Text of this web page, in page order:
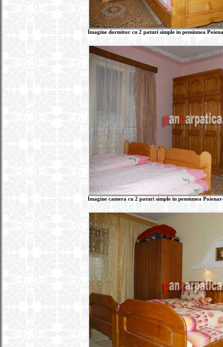
Imagine dormitor cu 2 paturi simple in pensiunea
Imagine camera cu 2 paturi simple in pensiunea